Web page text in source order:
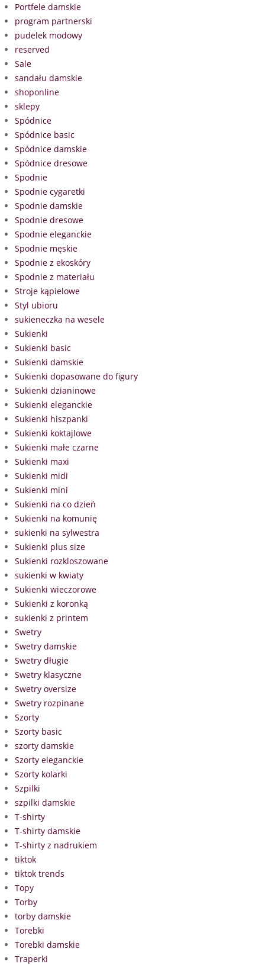
Portfele damskie
program partnerski
pudelek modowy
reserved
Sale
sandału damskie
shoponline
sklepy
Spódnice
Spódnice basic
Spódnice damskie
Spódnice dresowe
Spodnie
Spodnie cygaretki
Spodnie damskie
Spodnie dresowe
Spodnie eleganckie
Spodnie męskie
Spodnie z ekoskóry
Spodnie z materiału
Stroje kąpielowe
Styl ubioru
sukieneczka na wesele
Sukienki
Sukienki basic
Sukienki damskie
Sukienki dopasowane do figury
Sukienki dzianinowe
Sukienki eleganckie
Sukienki hiszpanki
Sukienki koktajlowe
Sukienki małe czarne
Sukienki maxi
Sukienki midi
Sukienki mini
Sukienki na co dzień
Sukienki na komunię
sukienki na sylwestra
Sukienki plus size
Sukienki rozkloszowane
sukienki w kwiaty
Sukienki wieczorowe
Sukienki z koronką
sukienki z printem
Swetry
Swetry damskie
Swetry długie
Swetry klasyczne
Swetry oversize
Swetry rozpinane
Szorty
Szorty basic
szorty damskie
Szorty eleganckie
Szorty kolarki
Szpilki
szpilki damskie
T-shirty
T-shirty damskie
T-shirty z nadrukiem
tiktok
tiktok trends
Topy
Torby
torby damskie
Torebki
Torebki damskie
Traperki